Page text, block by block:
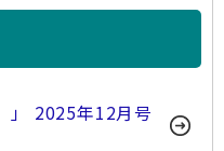
」 2025年12月号